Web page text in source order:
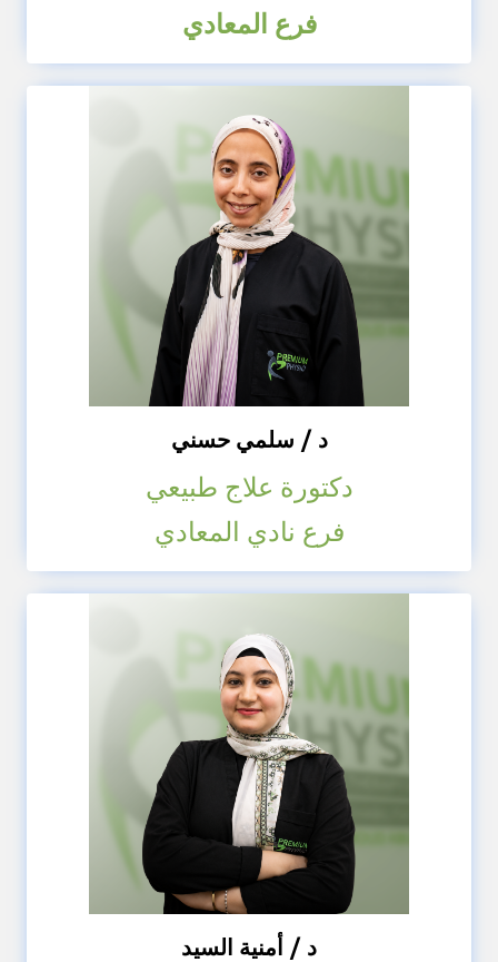
فرع المعادي
د / سلمي حسني
دكتورة علاج طبيعي
فرع نادي المعادي
د / أمنية السيد